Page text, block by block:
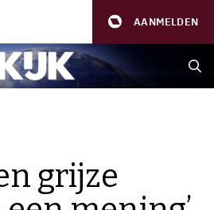
AANMELDEN
grijze